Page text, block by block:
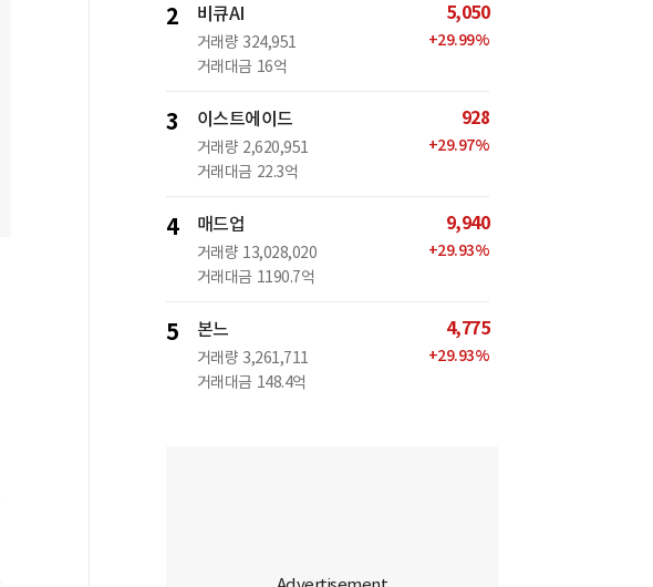
2 비큐AI
거래량 324,951
거래대금 16억
5,050
+29.99%
3 이스트에이드
거래량 2,620,951
거래대금 22.3억
928
+29.97%
4 매드업
거래량 13,028,020
거래대금 1190.7억
9,940
+29.93%
5 본느
거래량 3,261,711
거래대금 148.4억
4,775
+29.93%